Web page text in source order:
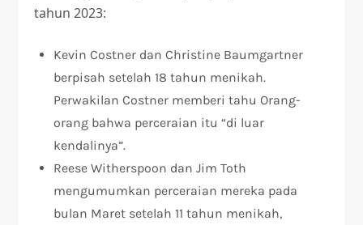
tahun 2023:
Kevin Costner dan Christine Baumgartner
berpisah setelah 18 tahun menikah.
Perwakilan Costner memberi tahu Orang-
orang bahwa perceraian itu “di luar
kendalinya”.
Reese Witherspoon dan Jim Toth
mengumumkan perceraian mereka pada
bulan Maret setelah 11 tahun menikah,